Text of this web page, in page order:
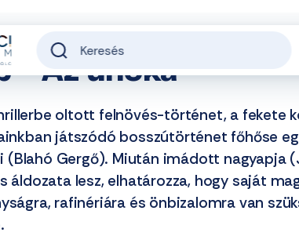
- Az unoka
oltott felnövés-történet, a fekete
játszódó bosszútörténet főhőse
(Blahó Gergő). Miután imádott nagyapja
áldozata lesz, elhatározza, hogy saját
rafinériára és önbizalomra van